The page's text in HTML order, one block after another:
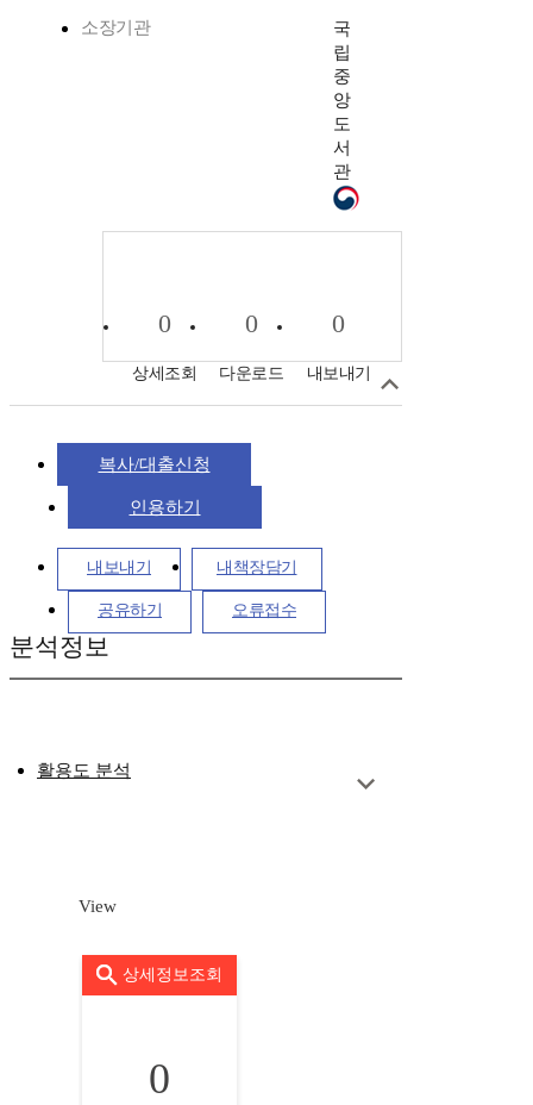
소장기관
국
립
중
앙
도
서
관
0
상세조회
0
다운로드
0
내보내기
복사/대출신청
인용하기
내보내기 내책장담기
공유하기 오류접수
분석정보
활용도 분석
View
상세정보조회
0